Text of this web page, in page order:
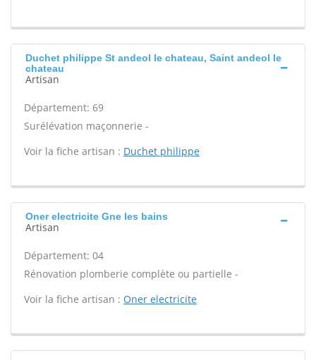
Duchet philippe St andeol le chateau, Saint andeol le
chateau
Artisan
Département: 69
Surélévation maçonnerie -
Voir la fiche artisan : Duchet philippe
Oner electricite Gne les bains
Artisan
Département: 04
Rénovation plomberie complète ou partielle -
Voir la fiche artisan : Oner electricite